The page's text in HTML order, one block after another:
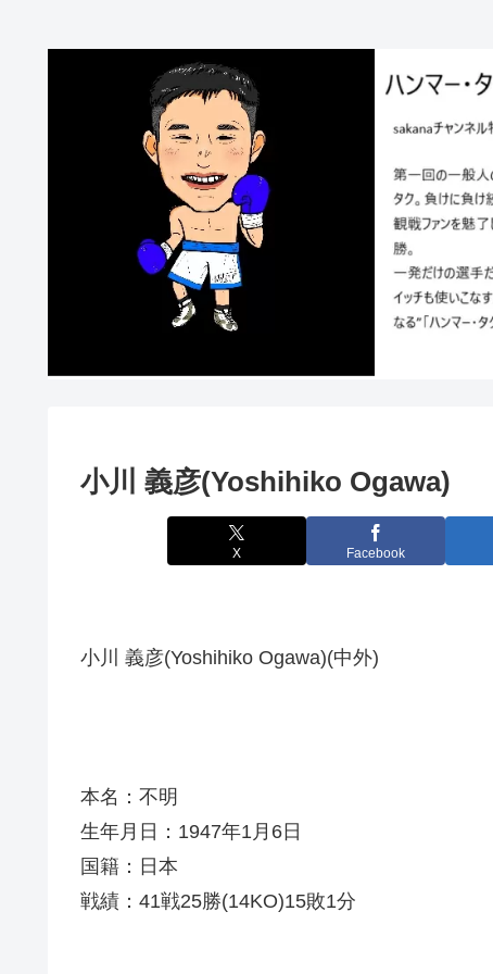
小川 義彦(Yoshihiko Ogawa)
X Facebook
小川 義彦(Yoshihiko Ogawa)(中外)
本名：不明
生年月日：1947年1月6日
国籍：日本
戦績：41戦25勝(14KO)15敗1分